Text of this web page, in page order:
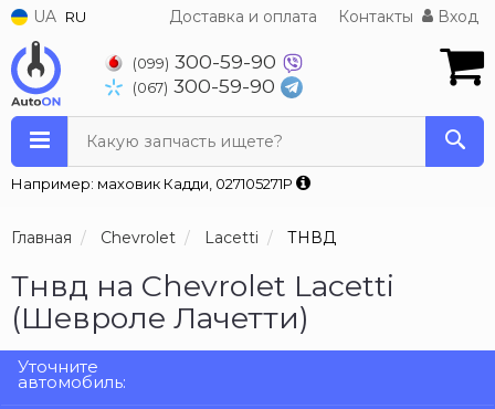
UA RU Доставка и оплата Контакты Вход
(099) 300-59-90
(067) 300-59-90
Какую запчасть ищете?
Например: маховик Кадди, 027105271P
Главная Chevrolet Lacetti ТНВД
Тнвд на Chevrolet Lacetti
(Шевроле Лачетти)
Уточните
автомобиль: